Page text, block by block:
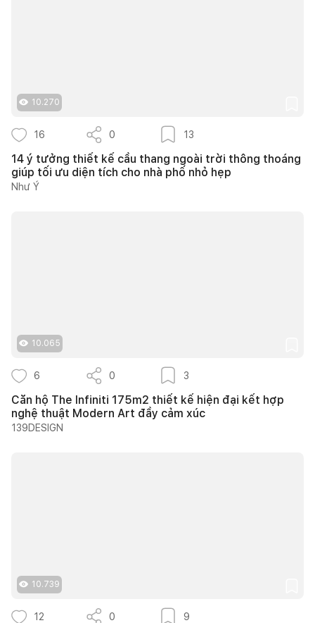
10.270
16 0 13
14 ý tưởng thiết kế cầu thang ngoài trời thông thoáng
giúp tối ưu diện tích cho nhà phố nhỏ hẹp
Như Ý
10.065
6 0 3
Căn hộ The Infiniti 175m2 thiết kế hiện đại kết hợp
nghệ thuật Modern Art đầy cảm xúc
139DESIGN
10.739
12 0 9